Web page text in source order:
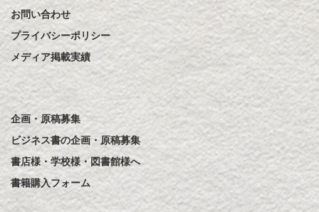
お問い合わせ
プライバシーポリシー
メディア掲載実績
企画・原稿募集
ビジネス書の企画・原稿募集
書店様・学校様・図書館様へ
書籍購入フォーム